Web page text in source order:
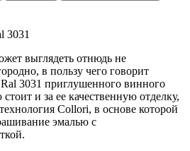
3031
выглядеть отнюдь не
в пользу чего говорит
3031 приглушенного винного
и за ее качественную отделку,
Collori, в основе которой
эмалью с